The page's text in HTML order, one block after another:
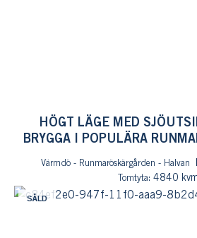
HÖGT LÄGE MED
BRYGGA I POPULÄRA
Värmdö - Runmaröskärgården - Halvan
Tomtyta: 4840 kvm
SÅLD